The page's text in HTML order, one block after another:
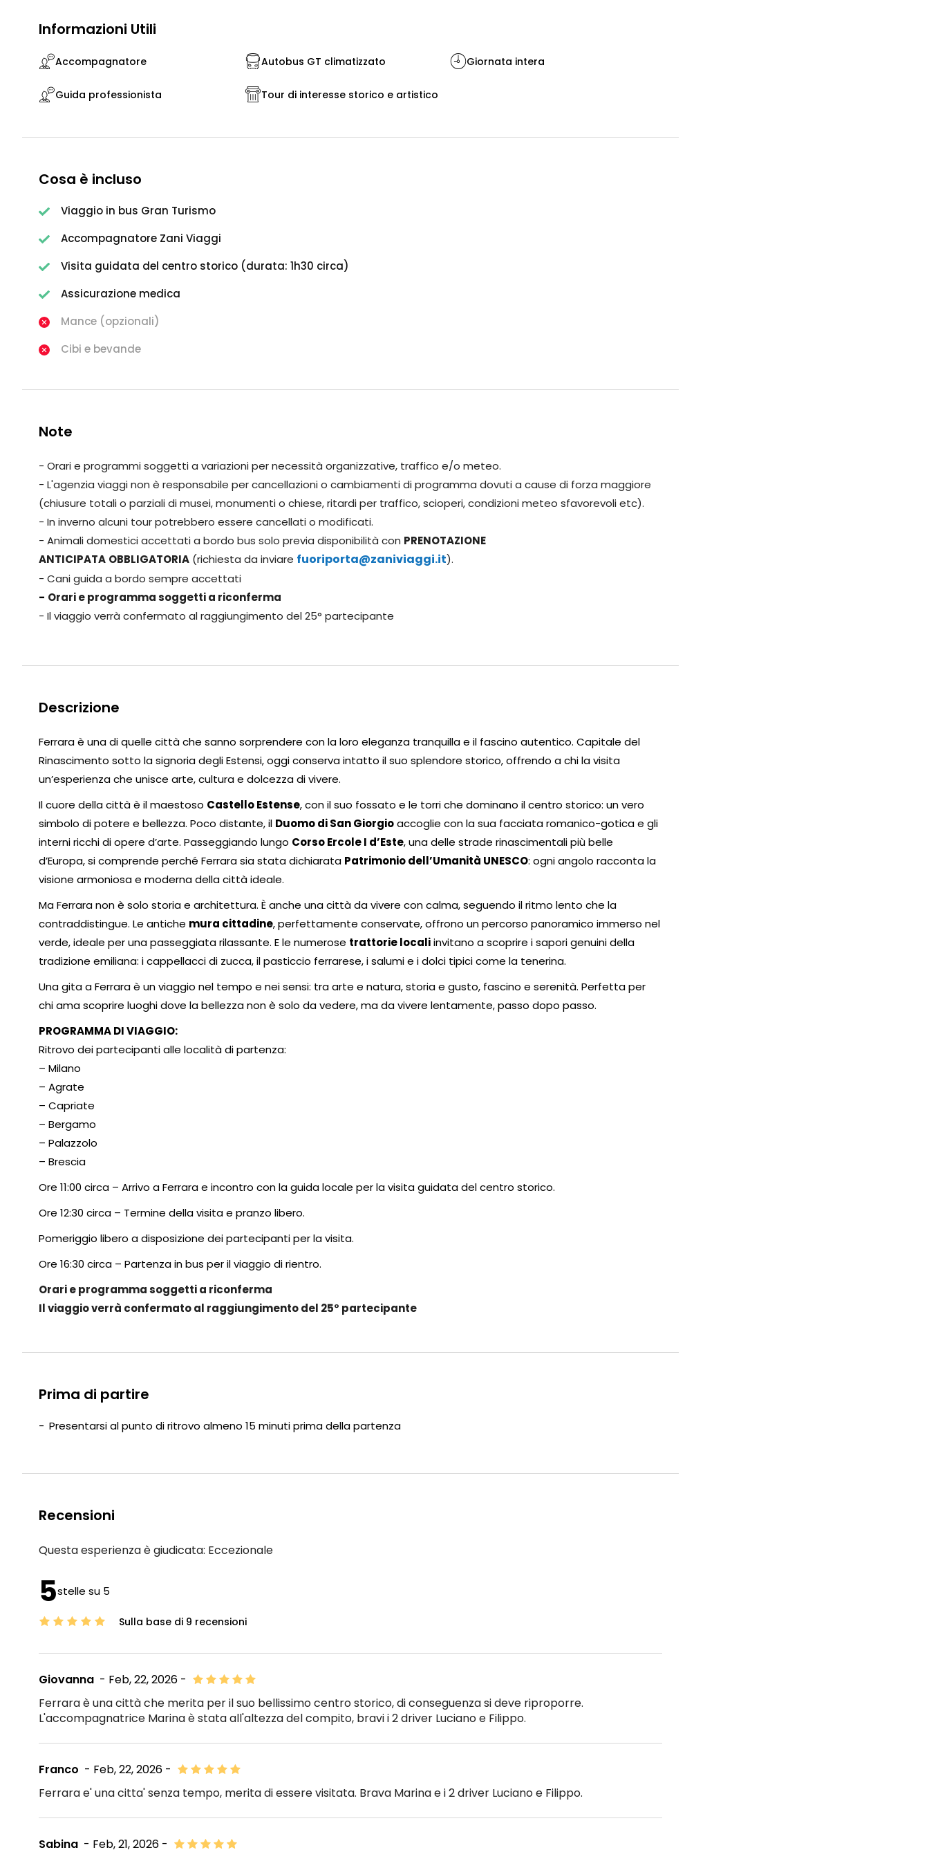
Informazioni Utili
Accompagnatore Autobus GT climatizzato Giornata intera
Guida professionista Tour di interesse storico e artistico
Cosa è incluso
Viaggio in bus Gran Turismo
Accompagnatore Zani Viaggi
Visita guidata del centro storico (durata: 1h30 circa)
Assicurazione medica
Mance (opzionali)
Cibi e bevande
Note
- Orari e programmi soggetti a variazioni per necessità organizzative, traffico e/o meteo.
- L'agenzia viaggi non è responsabile per cancellazioni o cambiamenti di programma dovuti a cause di forza maggiore
(chiusure totali o parziali di musei, monumenti o chiese, ritardi per traffico, scioperi, condizioni meteo sfavorevoli etc).
- In inverno alcuni tour potrebbero essere cancellati o modificati.
- Animali domestici accettati a bordo bus solo previa disponibilità con PRENOTAZIONE
ANTICIPATA OBBLIGATORIA (richiesta da inviare fuoriporta@zaniviaggi.it).
- Cani guida a bordo sempre accettati
- Orari e programma soggetti a riconferma
- Il viaggio verrà confermato al raggiungimento del 25° partecipante
Descrizione
Ferrara è una di quelle città che sanno sorprendere con la loro eleganza tranquilla e il fascino autentico. Capitale del
Rinascimento sotto la signoria degli Estensi, oggi conserva intatto il suo splendore storico, offrendo a chi la visita
un’esperienza che unisce arte, cultura e dolcezza di vivere.
Il cuore della città è il maestoso Castello Estense, con il suo fossato e le torri che dominano il centro storico: un vero
simbolo di potere e bellezza. Poco distante, il Duomo di San Giorgioaccoglie con la sua facciata romanico-gotica e gli
interni ricchi di opere d’arte. Passeggiando lungo Corso Ercole I d’Este, una delle strade rinascimentali più belle
d’Europa, si comprende perché Ferrara sia stata dichiarata Patrimonio dell’Umanità UNESCO: ogni angolo racconta la
visione armoniosa e moderna della città ideale.
Ma Ferrara non è solo storia e architettura. È anche una città da vivere con calma, seguendo il ritmo lento che la
contraddistingue. Le antiche mura cittadine, perfettamente conservate, offrono un percorso panoramico immerso nel
verde, ideale per una passeggiata rilassante. E le numerose trattorie localiinvitano a scoprire i sapori genuini della
tradizione emiliana: i cappellacci di zucca, il pasticcio ferrarese, i salumi e i dolci tipici come la tenerina.
Una gita a Ferrara è un viaggio nel tempo e nei sensi: tra arte e natura, storia e gusto, fascino e serenità. Perfetta per
chi ama scoprire luoghi dove la bellezza non è solo da vedere, ma da vivere lentamente, passo dopo passo.
PROGRAMMA DI VIAGGIO:
Ritrovo dei partecipanti alle località di partenza:
– Milano
– Agrate
– Capriate
– Bergamo
– Palazzolo
– Brescia
Ore 11:00 circa – Arrivo a Ferrara e incontro con la guida locale per la visita guidata del centro storico.
Ore 12:30 circa – Termine della visita e pranzo libero.
Pomeriggio libero a disposizione dei partecipanti per la visita.
Ore 16:30 circa – Partenza in bus per il viaggio di rientro.
Orari e programma soggetti a riconferma
Il viaggio verrà confermato al raggiungimento del 25° partecipante
Prima di partire
Presentarsi al punto di ritrovo almeno 15 minuti prima della partenza
Recensioni
Questa esperienza è giudicata: Eccezionale
5stelle su 5
Sulla base di 9 recensioni
- Feb, 22, 2026 -
Giovanna
Ferrara è una città che merita per il suo bellissimo centro storico, di conseguenza si deve riproporre.
L'accompagnatrice Marina è stata all'altezza del compito, bravi i 2 driver Luciano e Filippo.
- Feb, 22, 2026 -
Franco
Ferrara e' una citta' senza tempo, merita di essere visitata. Brava Marina e i 2 driver Luciano e Filippo.
- Feb, 21, 2026 -
Sabina